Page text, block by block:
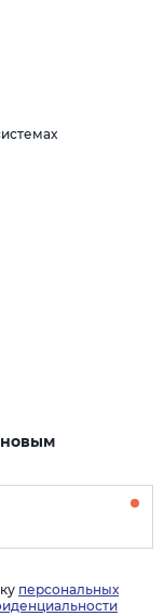
новым
персональных